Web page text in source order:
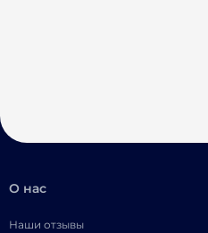
О нас
Наши отзывы